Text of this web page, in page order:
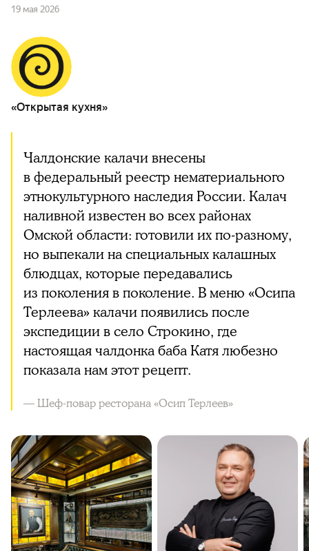
19 мая 2026
«Открытая кухня»
Чалдонские калачи внесены
в федеральный реестр нематериального
этнокультурного наследия России. Калач
наливной известен во всех районах
Омской области: готовили их по-разному,
но выпекали на специальных калашных
блюдцах, которые передавались
из поколения в поколение. В меню «Осипа
Терлеева» калачи появились после
экспедиции в село Строкино, где
настоящая чалдонка баба Катя любезно
показала нам этот рецепт.
— Шеф-повар ресторана «Осип Терлеев»